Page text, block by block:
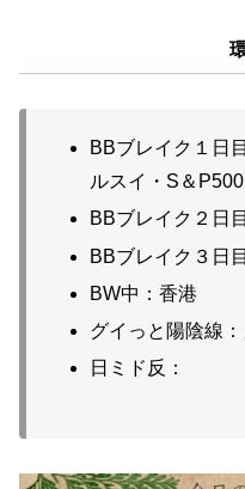
BBブレイク１日
ルスイ・S＆
BBブレイク２日
BBブレイク３日
BW中：香港
グイっと陽陰線：
日ミド反：